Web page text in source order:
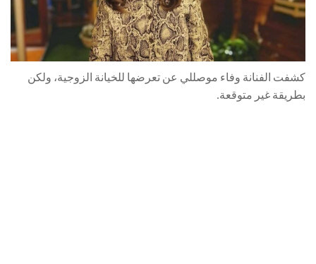
كشفت الفنانة وفاء موصللي عن تعرضها للخيانة الزوجية، ولكن
بطريقة غير متوقعة.